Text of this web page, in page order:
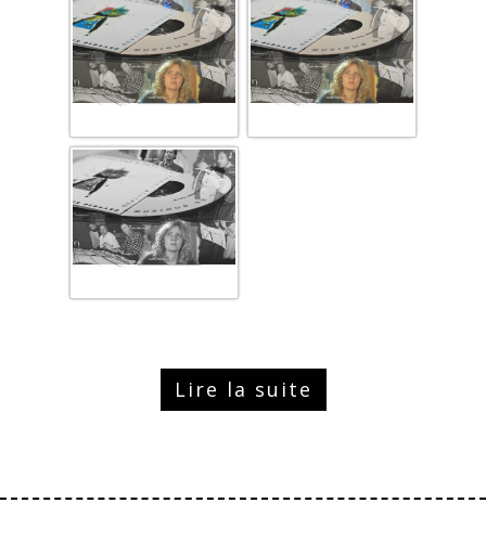
Lire la suite